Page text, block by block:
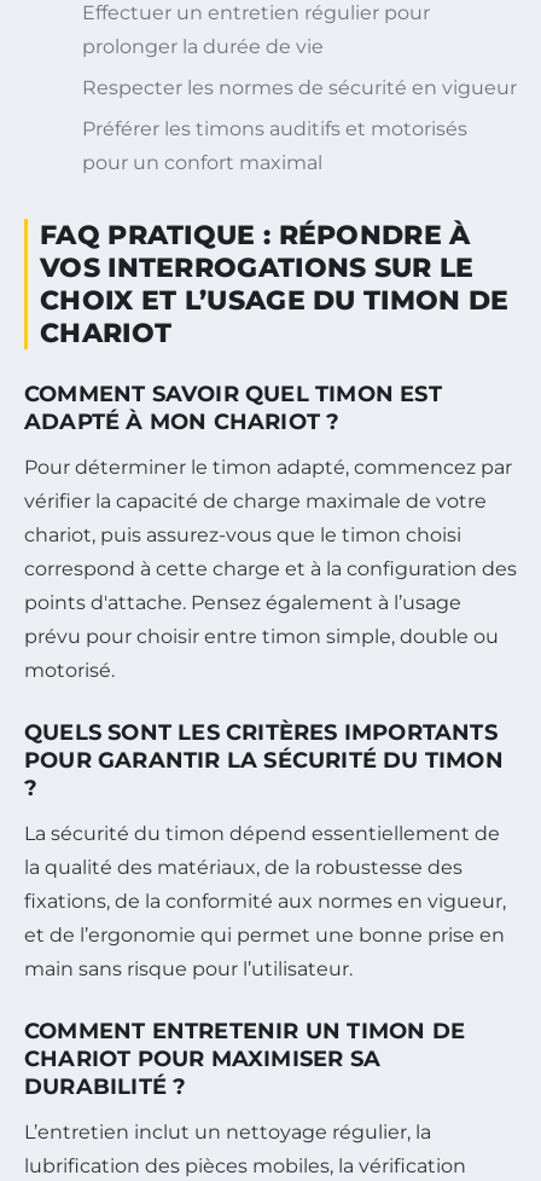
Effectuer un entretien régulier pour
prolonger la durée de vie
Respecter les normes de sécurité en vigueur
Préférer les timons auditifs et motorisés
pour un confort maximal
FAQ PRATIQUE : RÉPONDRE À
VOS INTERROGATIONS SUR LE
CHOIX ET L’USAGE DU TIMON DE
CHARIOT
COMMENT SAVOIR QUEL TIMON EST
ADAPTÉ À MON CHARIOT ?
Pour déterminer le timon adapté, commencez par
vérifier la capacité de charge maximale de votre
chariot, puis assurez-vous que le timon choisi
correspond à cette charge et à la configuration des
points d'attache. Pensez également à l’usage
prévu pour choisir entre timon simple, double ou
motorisé.
QUELS SONT LES CRITÈRES IMPORTANTS
POUR GARANTIR LA SÉCURITÉ DU TIMON
?
La sécurité du timon dépend essentiellement de
la qualité des matériaux, de la robustesse des
fixations, de la conformité aux normes en vigueur,
et de l’ergonomie qui permet une bonne prise en
main sans risque pour l’utilisateur.
COMMENT ENTRETENIR UN TIMON DE
CHARIOT POUR MAXIMISER SA
DURABILITÉ ?
L’entretien inclut un nettoyage régulier, la
lubrification des pièces mobiles, la vérification